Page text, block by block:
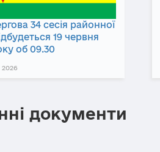
34 сесія районної
19 червня
об 09.30
2026
документи